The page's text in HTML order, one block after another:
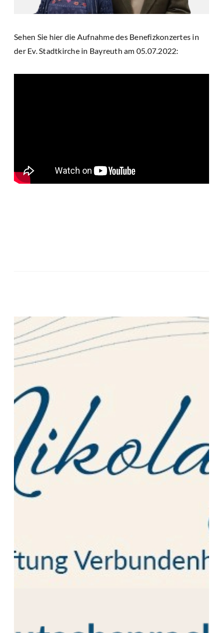
Sehen Sie hier die Aufnahme des Benefizkonzertes in
der Ev. Stadtkirche in Bayreuth am 05.07.2022: